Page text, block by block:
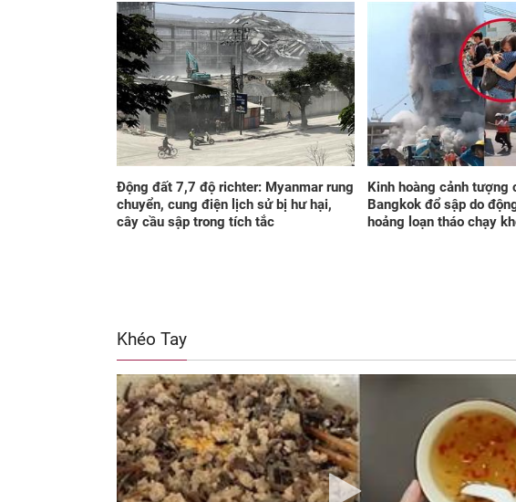
Động đất 7,7 độ richter: Myanmar rung
chuyển, cung điện lịch sử bị hư hại,
cây cầu sập trong tích tắc
Kinh hoàng cảnh tượng
Bangkok đổ sập do
hoảng loạn tháo chạy
Khéo Tay